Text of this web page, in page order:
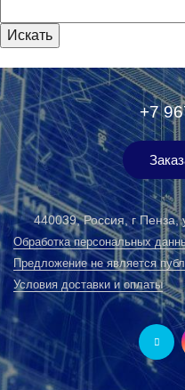
+7
440039, Россия, г
Обработка персональных
Предложение не является
Условия доставки и оплаты